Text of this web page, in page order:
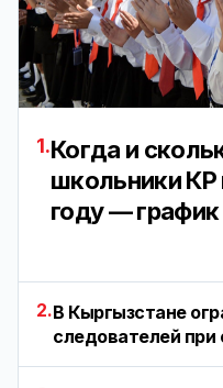
1.Когда и
школьники
году — график
2.В Кыргызстане
следователей